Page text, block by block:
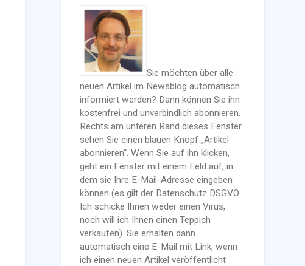
Sie möchten über alle
neuen Artikel im Newsblog automatisch
informiert werden? Dann können Sie ihn
kostenfrei und unverbindlich abonnieren.
Rechts am unteren Rand dieses Fenster
sehen Sie einen blauen Knopf „Artikel
abonnieren“. Wenn Sie auf ihn klicken,
geht ein Fenster mit einem Feld auf, in
dem sie Ihre E-Mail-Adresse eingeben
können (es gilt der Datenschutz DSGVO.
Ich schicke Ihnen weder einen Virus,
noch will ich Ihnen einen Teppich
verkaufen). Sie erhalten dann
automatisch eine E-Mail mit Link, wenn
ich einen neuen Artikel veröffentlicht